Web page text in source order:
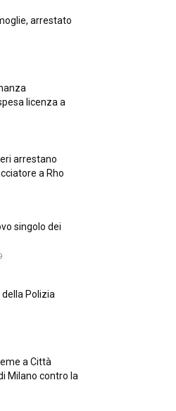
arrestato
licenza a
arrestano
a Rho
singolo dei
della Polizia
a Città
Milano contro la